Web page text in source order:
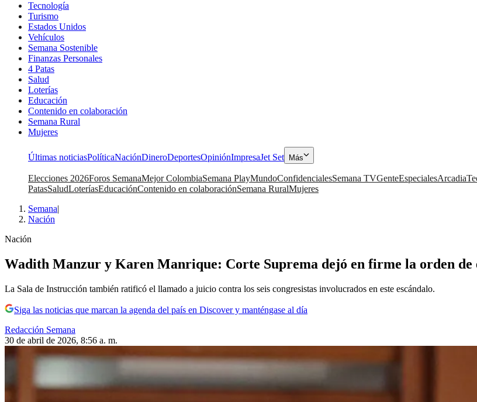
Tecnología
Turismo
Estados Unidos
Vehículos
Semana Sostenible
Finanzas Personales
4 Patas
Salud
Loterías
Educación
Contenido en colaboración
Semana Rural
Mujeres
Últimas noticiasPolíticaNaciónDineroDeportesOpiniónImpresaJet Set Más
Elecciones 2026Foros SemanaMejor ColombiaSemana PlayMundoConfidencialesSemana TVGenteEspecialesArcadia
PatasSaludLoteríasEducaciónContenido en colaboraciónSemana RuralMujeres
Semana|
Nación
Nación
Wadith Manzur y Karen Manrique: Corte Suprema dejó en firme la orden de
La Sala de Instrucción también ratificó el llamado a juicio contra los seis congresistas involucrados en este escándalo.
Siga las noticias que marcan la agenda del país en Discover y manténgase al día
Redacción Semana
30 de abril de 2026, 8:56 a. m.